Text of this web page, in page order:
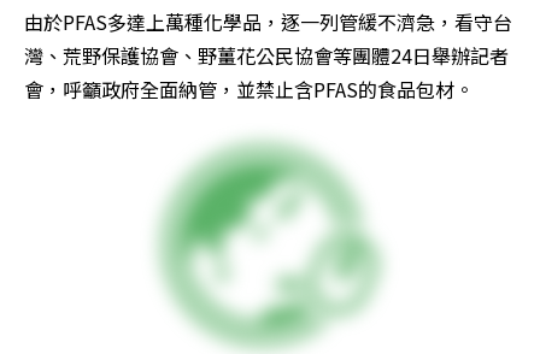
由於PFAS多達上萬種化學品，逐一列管緩不濟急，看守台
灣、荒野保護協會、野薑花公民協會等團體24日舉辦記者
會，呼籲政府全面納管，並禁止含PFAS的食品包材。